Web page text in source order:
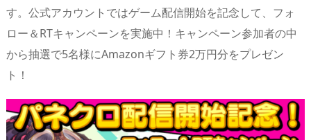
す。公式アカウントではゲーム配信開始を記念して、フォ
ロー＆RTキャンペーンを実施中！キャンペーン参加者の中
から抽選で5名様にAmazonギフト券2万円分をプレゼン
ト！